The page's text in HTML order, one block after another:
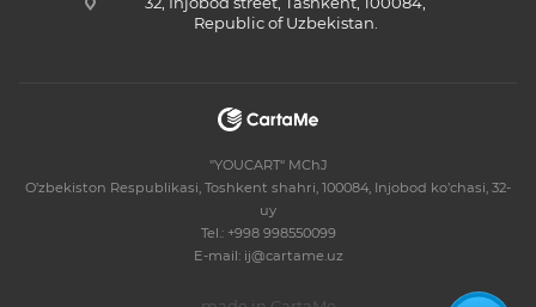
Republic of Uzbekistan.
"YOUCART“ MChJ
O’zbekiston Respublikasi, Toshkent shahri, 100084, Injobod ko’chasi, 32-
uy
Tel.: +998 998550099
E-mail: ij@cartame.uz